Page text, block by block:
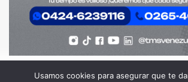
Usamos cookies para asegurar que te